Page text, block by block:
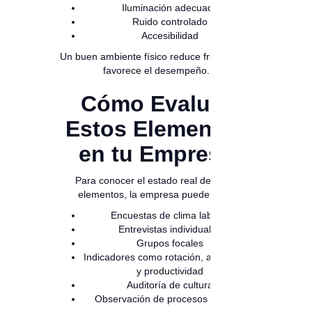
Iluminación adecuada
Ruido controlado
Accesibilidad
Un buen ambiente físico reduce fricciones y
favorece el desempeño.
Cómo Evaluar
Estos Elementos
en tu Empresa
Para conocer el estado real de estos
elementos, la empresa puede usar:
Encuestas de clima laboral
Entrevistas individuales
Grupos focales
Indicadores como rotación, ausentismo
y productividad
Auditoría de cultura
Observación de procesos internos